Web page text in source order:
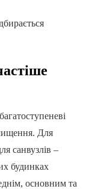
Для
санвузлів –
будинках
основним та